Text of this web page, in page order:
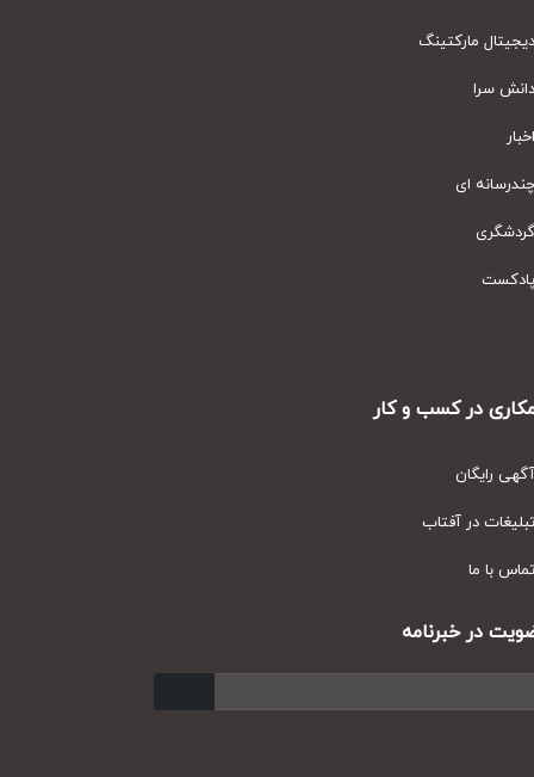
مارکتینگ
سرا
ای
در کسب و کار
رایگان
در آفتاب
با ما
در خبرنامه